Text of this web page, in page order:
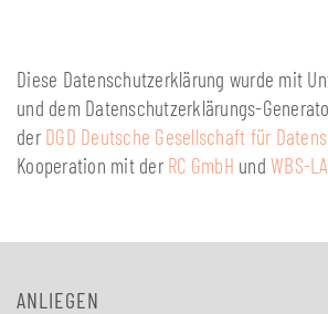
Diese Datenschutzerklärung wurde mit
und dem Datenschutzerklärungs-
der DGD Deutsche Gesellschaft für
Kooperation mit der RC GmbH und WBS-
ANLIEGEN